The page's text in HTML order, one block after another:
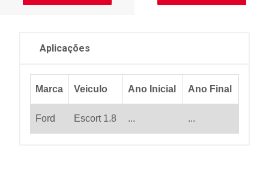
Aplicações
Marca Veiculo Ano Inicial Ano Final
Ford Escort 1.8 ... ...